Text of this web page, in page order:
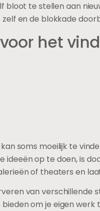
bloot te stellen aan
en de blokkade
het
soms moeilijk te
ideeën op te doen, is
of theaters en
van verschillende
om je eigen